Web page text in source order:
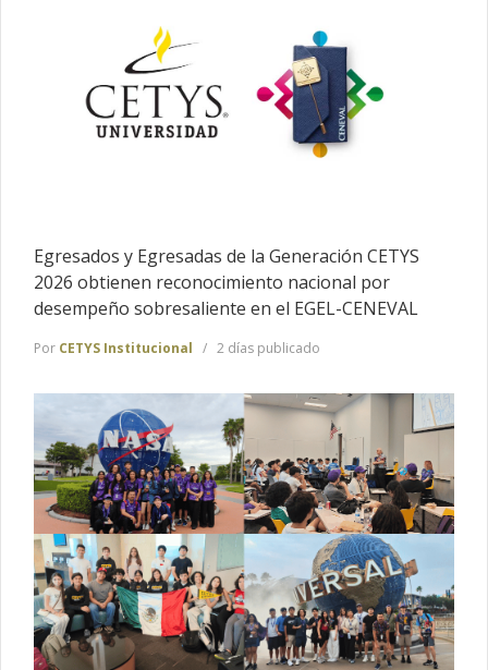
Egresados y Egresadas de la Generación CETYS
2026 obtienen reconocimiento nacional por
desempeño sobresaliente en el EGEL-CENEVAL
Por CETYS Institucional 2 días publicado